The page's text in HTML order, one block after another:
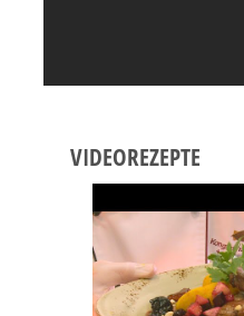
VIDEOREZEPTE